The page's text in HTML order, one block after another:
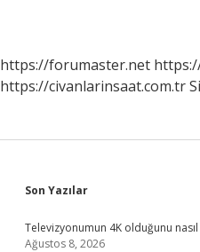
https://forumaster.net
https://civanlarinsaat.com.tr
Sidebar
Son Yazılar
Televizyonumun 4K olduğunu nasıl
Ağustos 8, 2026